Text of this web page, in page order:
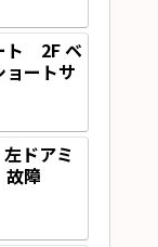
ト 2F ベ
ートサ
ドアミ
障